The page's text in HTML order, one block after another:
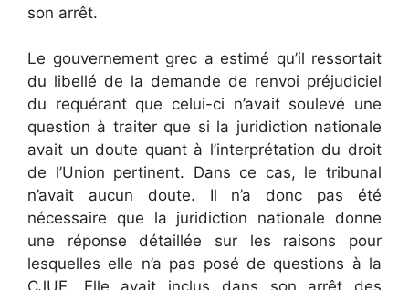
son arrêt.
Le gouvernement grec a estimé qu’il ressortait
du libellé de la demande de renvoi préjudiciel
du requérant que celui-ci n’avait soulevé une
question à traiter que si la juridiction nationale
avait un doute quant à l’interprétation du droit
de l’Union pertinent. Dans ce cas, le tribunal
n’avait aucun doute. Il n’a donc pas été
nécessaire que la juridiction nationale donne
une réponse détaillée sur les raisons pour
lesquelles elle n’a pas posé de questions à la
CJUE. Elle avait inclus dans son arrêt des